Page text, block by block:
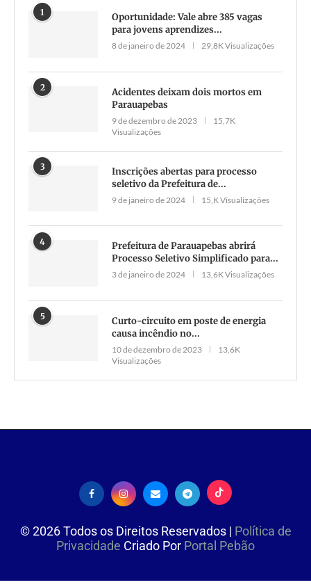
1
Oportunidade: Vale abre 385 vagas
para jovens aprendizes...
8 de janeiro de 2024 29,8K Visualizações
2
Acidentes deixam dois mortos em
Parauapebas
9 de dezembro de 2023
15,7K
Visualizações
3
Inscrições abertas para processo
seletivo da Prefeitura de...
9 de janeiro de 2024 15,K Visualizações
4
Prefeitura de Parauapebas abrirá
Processo Seletivo Simplificado para...
3 de janeiro de 2024 13,6K Visualizações
5
Curto-circuito em poste de energia
causa incêndio no...
10 de dezembro de 2023
13,6K
Visualizações
©2026Todos os Direitos Reservados | Política de
Privacidade Criado Por Portal Pebão